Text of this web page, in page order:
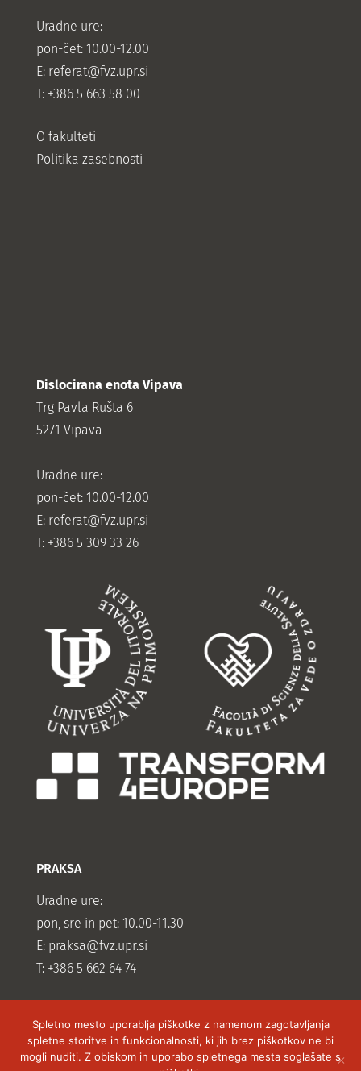
Uradne ure:
pon-čet: 10.00-12.00
E: referat@fvz.upr.si
T: +386 5 663 58 00
O fakulteti
Politika zasebnosti
Dislocirana enota Vipava
Trg Pavla Rušta 6
5271 Vipava
Uradne ure:
pon-čet: 10.00-12.00
E: referat@fvz.upr.si
T: +386 5 309 33 26
PRAKSA
Uradne ure:
pon, sre in pet: 10.00-11.30
E: praksa@fvz.upr.si
T: +386 5 662 64 74
Spletno mesto uporablja piškotke z namenom zagotavljanja
spletne storitve in funkcionalnosti, ki jih brez piškotkov ne bi
mogli nuditi. Z obiskom in uporabo spletnega mesta soglašate s